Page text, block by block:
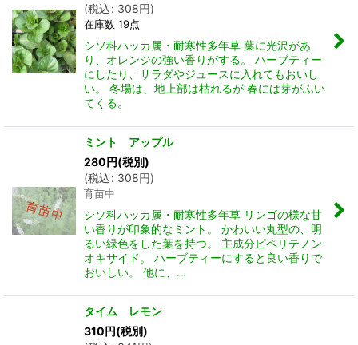
(税込: 308円)
在庫数 19点
シソ科ハッカ属・耐寒性多年草 葉に光沢があ
り、オレンジの強い香りがする。 ハーブティー
にしたり、サラダやジュースに入れてもおいし
い。 冬場は、地上部は枯れるが 春には芽がふい
てくる。
ミント アップル
280円(税別)
(税込: 308円)
育苗中
シソ科ハッカ属・耐寒性多年草 リンゴの様な甘
い香りが印象的なミント。 かわいい丸型の、明
るい緑色をした葉を持つ。 主成分ピペリテノン
オキサイド。 ハーブティーにすると良い香りで
おいしい。 他に、…
タイム レモン
310円(税別)